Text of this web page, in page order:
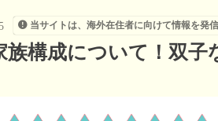
当サイトは、海外在住者に向けて情報を発信
族構成について！双子